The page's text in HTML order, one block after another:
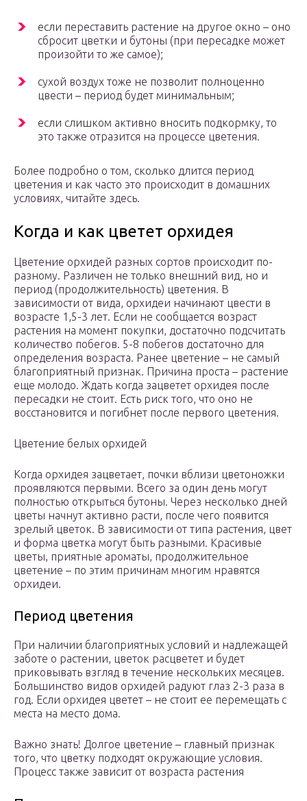
если переставить растение на другое окно – оно
сбросит цветки и бутоны (при пересадке может
произойти то же самое);
сухой воздух тоже не позволит полноценно
цвести – период будет минимальным;
если слишком активно вносить подкормку, то
это также отразится на процессе цветения.
Более подробно о том, сколько длится период
цветения и как часто это происходит в домашних
условиях, читайте здесь.
Когда и как цветет орхидея
Цветение орхидей разных сортов происходит по-
разному. Различен не только внешний вид, но и
период (продолжительность) цветения. В
зависимости от вида, орхидеи начинают цвести в
возрасте 1,5-3 лет. Если не сообщается возраст
растения на момент покупки, достаточно подсчитать
количество побегов. 5-8 побегов достаточно для
определения возраста. Ранее цветение – не самый
благоприятный признак. Причина проста – растение
еще молодо. Ждать когда зацветет орхидея после
пересадки не стоит. Есть риск того, что оно не
восстановится и погибнет после первого цветения.
Цветение белых орхидей
Когда орхидея зацветает, почки вблизи цветоножки
проявляются первыми. Всего за один день могут
полностью открыться бутоны. Через несколько дней
цветы начнут активно расти, после чего появится
зрелый цветок. В зависимости от типа растения, цвет
и форма цветка могут быть разными. Красивые
цветы, приятные ароматы, продолжительное
цветение – по этим причинам многим нравятся
орхидеи.
Период цветения
При наличии благоприятных условий и надлежащей
заботе о растении, цветок расцветет и будет
приковывать взгляд в течение нескольких месяцев.
Большинство видов орхидей радуют глаз 2-3 раза в
год. Если орхидея цветет – не стоит ее перемещать с
места на место дома.
Важно знать! Долгое цветение – главный признак
того, что цветку подходят окружающие условия.
Процесс также зависит от возраста растения